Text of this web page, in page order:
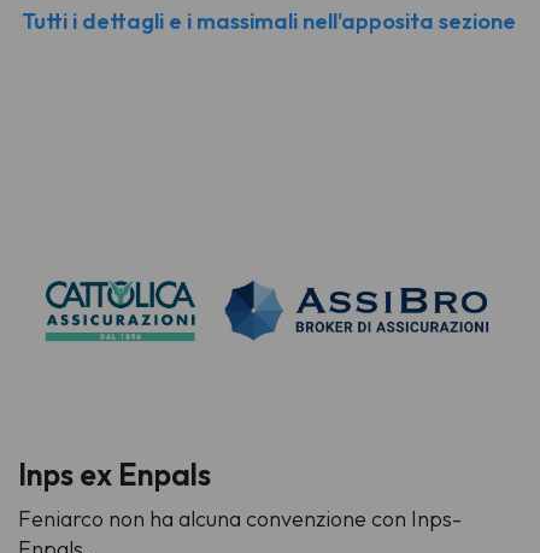
Tutti i dettagli e i massimali nell'apposita sezione
Inps ex Enpals
Feniarco non ha alcuna convenzione con Inps-